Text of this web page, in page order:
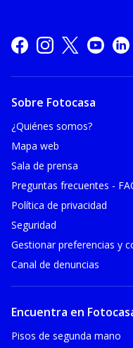
Sobre Fotocasa
¿Quiénes somos?
Mapa web
Sala de prensa
Preguntas frecuentes -
Política de privacidad
Seguridad
Gestionar preferencias y
Canal de denuncias
Encuentra en
Pisos de segunda mano